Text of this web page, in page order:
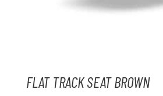
FLAT TRACK SEAT BROWN